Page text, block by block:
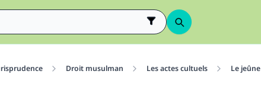
Droit musulman Les actes cultuels Le jeûne